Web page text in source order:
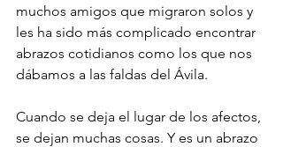
muchos amigos que migraron solos y
les ha sido más complicado encontrar
abrazos cotidianos como los que nos
dábamos a las faldas del Ávila.
Cuando se deja el lugar de los afectos,
se dejan muchas cosas. Y es un abrazo